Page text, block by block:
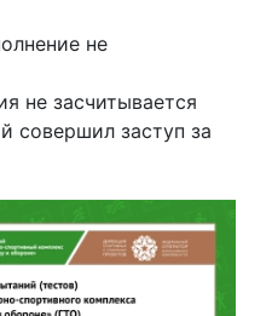
не
не засчитывается
совершил заступ за